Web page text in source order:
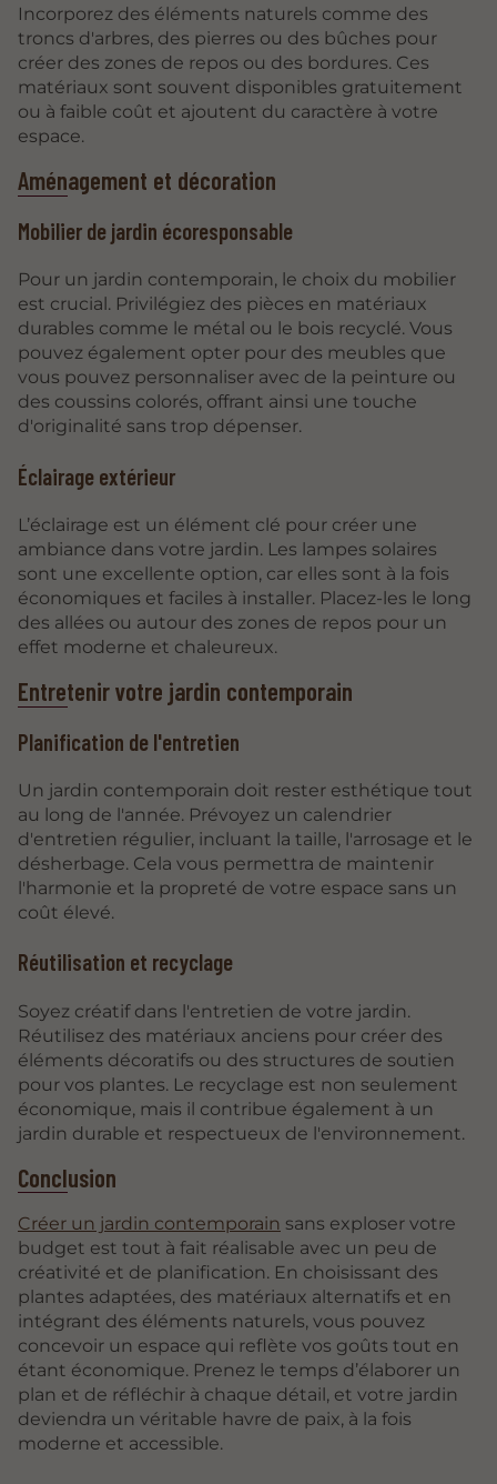
Incorporez des éléments naturels comme des
troncs d'arbres, des pierres ou des bûches pour
créer des zones de repos ou des bordures. Ces
matériaux sont souvent disponibles gratuitement
ou à faible coût et ajoutent du caractère à votre
espace.
Aménagement et décoration
Mobilier de jardin écoresponsable
Pour un jardin contemporain, le choix du mobilier
est crucial. Privilégiez des pièces en matériaux
durables comme le métal ou le bois recyclé. Vous
pouvez également opter pour des meubles que
vous pouvez personnaliser avec de la peinture ou
des coussins colorés, offrant ainsi une touche
d'originalité sans trop dépenser.
Éclairage extérieur
L’éclairage est un élément clé pour créer une
ambiance dans votre jardin. Les lampes solaires
sont une excellente option, car elles sont à la fois
économiques et faciles à installer. Placez-les le long
des allées ou autour des zones de repos pour un
effet moderne et chaleureux.
Entretenir votre jardin contemporain
Planification de l'entretien
Un jardin contemporain doit rester esthétique tout
au long de l'année. Prévoyez un calendrier
d'entretien régulier, incluant la taille, l'arrosage et le
désherbage. Cela vous permettra de maintenir
l'harmonie et la propreté de votre espace sans un
coût élevé.
Réutilisation et recyclage
Soyez créatif dans l'entretien de votre jardin.
Réutilisez des matériaux anciens pour créer des
éléments décoratifs ou des structures de soutien
pour vos plantes. Le recyclage est non seulement
économique, mais il contribue également à un
jardin durable et respectueux de l'environnement.
Conclusion
Créer un jardin contemporain sans exploser votre
budget est tout à fait réalisable avec un peu de
créativité et de planification. En choisissant des
plantes adaptées, des matériaux alternatifs et en
intégrant des éléments naturels, vous pouvez
concevoir un espace qui reflète vos goûts tout en
étant économique. Prenez le temps d’élaborer un
plan et de réfléchir à chaque détail, et votre jardin
deviendra un véritable havre de paix, à la fois
moderne et accessible.